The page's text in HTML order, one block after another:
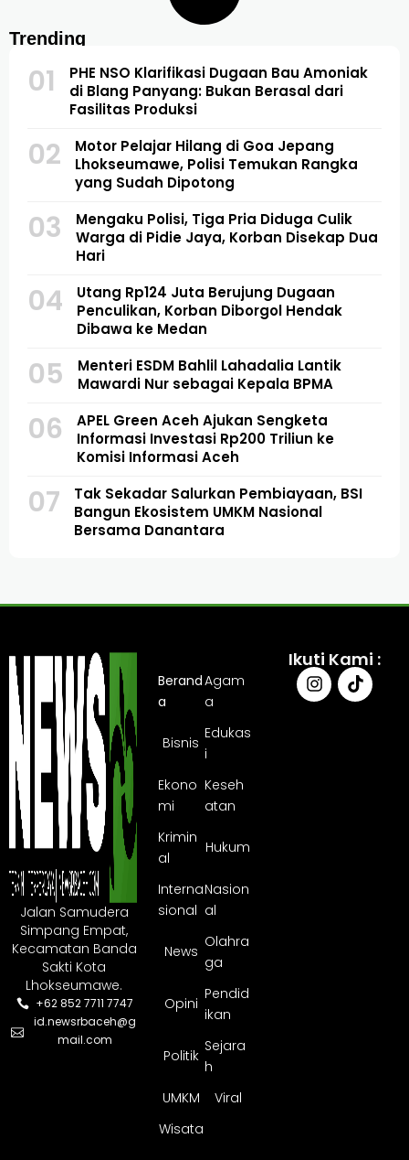
Trending
01
PHE NSO Klarifikasi Dugaan Bau Amoniak
di Blang Panyang: Bukan Berasal dari
Fasilitas Produksi
02
Motor Pelajar Hilang di Goa Jepang
Lhokseumawe, Polisi Temukan Rangka
yang Sudah Dipotong
03
Mengaku Polisi, Tiga Pria Diduga Culik
Warga di Pidie Jaya, Korban Disekap Dua
Hari
04
Utang Rp124 Juta Berujung Dugaan
Penculikan, Korban Diborgol Hendak
Dibawa ke Medan
05
Menteri ESDM Bahlil Lahadalia Lantik
Mawardi Nur sebagai Kepala BPMA
06
APEL Green Aceh Ajukan Sengketa
Informasi Investasi Rp200 Triliun ke
Komisi Informasi Aceh
07
Tak Sekadar Salurkan Pembiayaan, BSI
Bangun Ekosistem UMKM Nasional
Bersama Danantara
Jalan Samudera
Simpang Empat,
Kecamatan Banda
Sakti Kota
Lhokseumawe.
+62 852 7711 7747
id.newsrbaceh@g
mail.com
Berand
a
Agam
a
Bisnis
Edukas
i
Ekono
mi
Keseh
atan
Krimin
al
Hukum
Interna
sional
Nasion
al
News
Olahra
ga
Opini
Pendid
ikan
Politik
Sejara
h
UMKM
Viral
Wisata
Ikuti Kami :